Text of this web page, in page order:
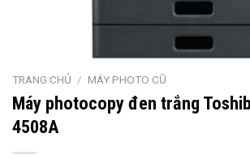
TRANG CHỦ / MÁY PHOTO CŨ
Máy photocopy đen trắng
4508A